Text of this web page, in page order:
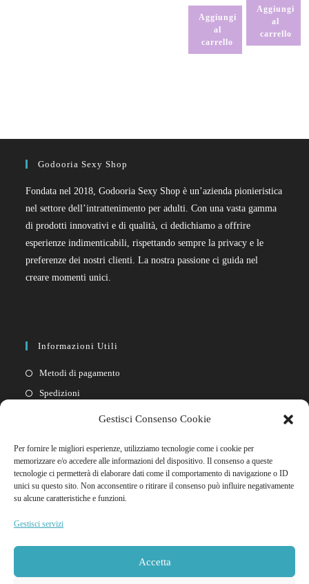
Gestisci Consenso Cookie
Per fornire le migliori esperienze, utilizziamo tecnologie come i cookie per
memorizzare e/o accedere alle informazioni del dispositivo. Il consenso a queste
tecnologie ci permetterà di elaborare dati come il comportamento di navigazione o ID
unici su questo sito. Non acconsentire o ritirare il consenso può influire negativamente
su alcune caratteristiche e funzioni.
Gestisci servizi
Accetta
Aggiungi
al
carrello
Aggiungi
al
carrello
Godooria Sexy Shop
Fondata nel 2018, Godooria Sexy Shop è un’azienda pionieristica
nel settore dell’intrattenimento per adulti. Con una vasta gamma
di prodotti innovativi e di qualità, ci dedichiamo a offrire
esperienze indimenticabili, rispettando sempre la privacy e le
preferenze dei nostri clienti. La nostra passione ci guida nel
creare momenti unici.
Informazioni Utili
Metodi di pagamento
Spedizioni
Cookie policy
Link Rapidi